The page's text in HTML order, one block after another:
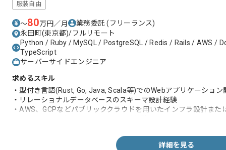
服装自由
〜80万円／月 業務委託(フリーランス)
永田町(東京都)/フルリモート
Python / Ruby / MySQL / PostgreSQL / Redis / Rails / AWS /
TypeScript
サーバーサイドエンジニア
求めるスキル
・型付き言語(Rust, Go, Java, Scala等)でのWebアプリケーション
・リレーショナルデータベースのスキーマ設計経験
・AWS、GCPなどパブリッククラウドを用いたインフラ設計また
詳細を見る